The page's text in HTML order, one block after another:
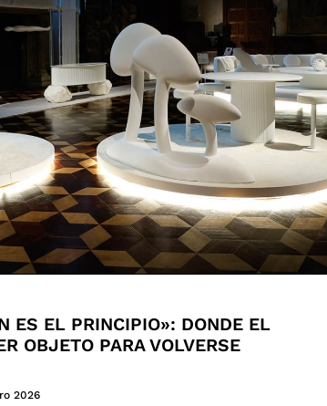
ES EL PRINCIPIO»: DONDE EL
OBJETO PARA VOLVERSE
2026